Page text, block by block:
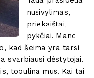
nusivylimas,
priekaištai,
pykčiai. Mano
kad šeima yra tarsi
svarbiausi dėstytojai.
tobulina mus. Kai tai